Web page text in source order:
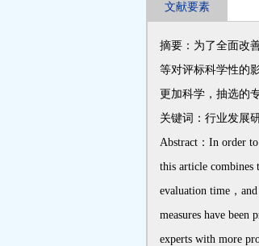
文献要素
摘要：为了全面改
等对评标科学性的
更加科学，抽选的
关键词：行业发展
Abstract：In order
this article combines
evaluation time，
measures have
experts with more